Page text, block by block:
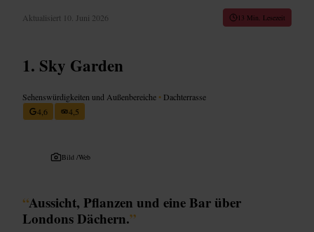
Aktualisiert 10. Juni 2026 13 Min. Lesezeit
Sky Garden
Sehenswürdigkeiten und Außenbereiche • Dachterrasse
4,6
4,5
Bild /Web
“Aussicht, Pflanzen und eine Bar über
Londons Dächern.”